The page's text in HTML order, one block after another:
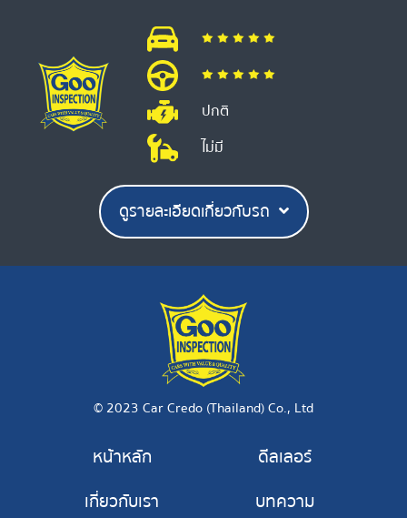
ปกติ
ไม่มี
ดูรายละเอียดเกี่ยวกับรถ
© 2023 Car Credo (Thailand) Co., Ltd
หน้าหลัก
เกี่ยวกับเรา
ดีลเลอร์
บทความ